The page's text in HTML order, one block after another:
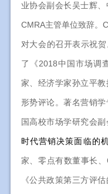
业协会副会长吴士辉
CMRA主管单位致辞。
对大会的召开表示祝
了《2018中国市场调
家、经济学家孙立平
形势评论。著名营销
国高校市场学研究会
时代营销决策面临的
家、零点有数董事长
《公共政策第三方评